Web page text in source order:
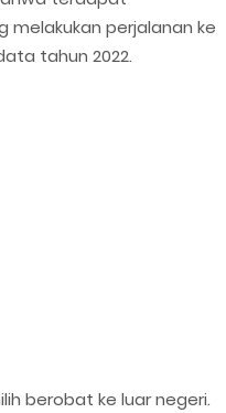
melakukan perjalanan ke
tahun 2022.
berobat ke luar negeri.